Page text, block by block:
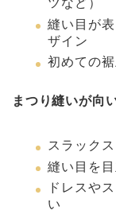
ツなど）
縫い目が
ザイン
初めての
まつり縫いが向
スラック
縫い目を
ドレスや
い